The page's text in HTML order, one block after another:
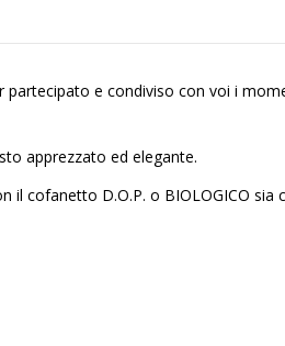
e condiviso con voi i
apprezzato ed elegante.
cofanetto D.O.P. o BIOLOGICO